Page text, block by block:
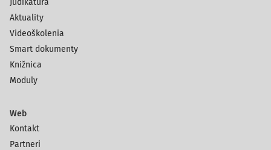
Judikatúra
Aktuality
Videoškolenia
Smart dokumenty
Knižnica
Moduly
Web
Kontakt
Partneri